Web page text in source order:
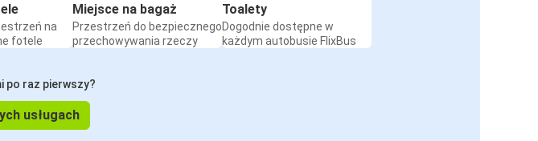
na
fotele
Miejsce na bagaż
Przestrzeń do bezpiecznego
przechowywania rzeczy
Toalety
Dogodnie dostępne w
każdym autobusie FlixBus
po raz pierwszy?
usługach